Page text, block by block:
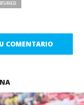
COMENTARIO